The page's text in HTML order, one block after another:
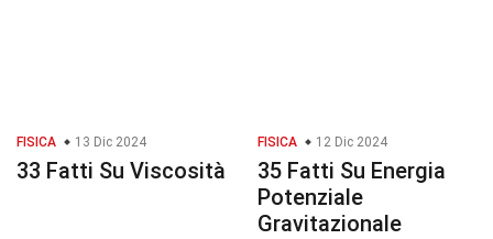
FISICA 13 Dic 2024
33 Fatti Su Viscosità
FISICA 12 Dic 2024
35 Fatti Su Energia
Potenziale
Gravitazionale